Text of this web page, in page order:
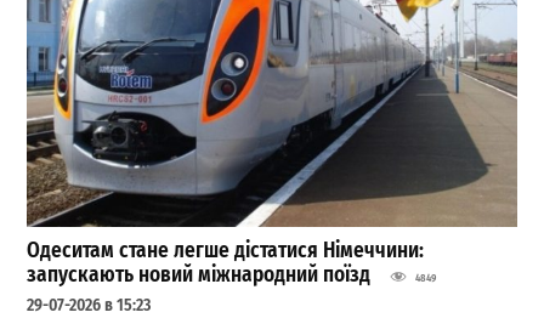
Одеситам стане легше дістатися Німеччини:
запускають новий міжнародний поїзд
4849
29-07-2026 в 15:23